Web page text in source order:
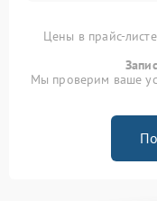
Цены в прайс-
Мы проверим ваше